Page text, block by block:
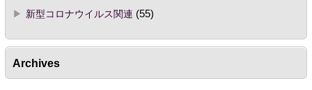
新型コロナウイルス関連 (55)
Archives